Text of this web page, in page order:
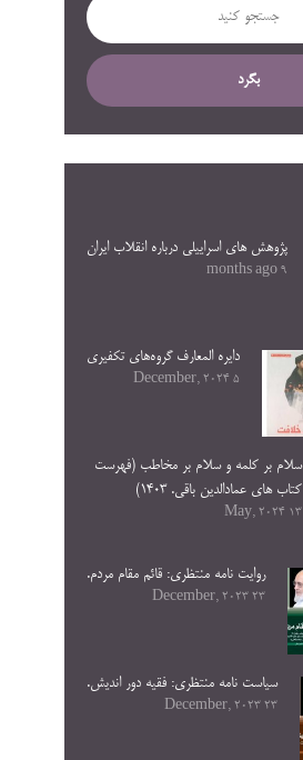
بگرد
پژوهش های اسراییلی درباره انقلاب ایران
9 months ago
دایره المعارف گروه‌های تکفیری
5 December, 2024
سلام بر کلمه و سلام بر مخاطب (فهرست
کتاب های عمادالدین باقی. ۱۴۰۳)
13 May, 2024
روایت نامه منتظری: قائم مقام مردم.
23 December, 2023
سیاست نامه منتظری: فقیه دور اندیش.
23 December, 2023